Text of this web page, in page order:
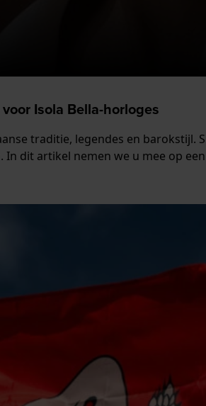
Isola Bella-horloges
traditie, legendes en barokstijl.
dit artikel nemen we u mee op